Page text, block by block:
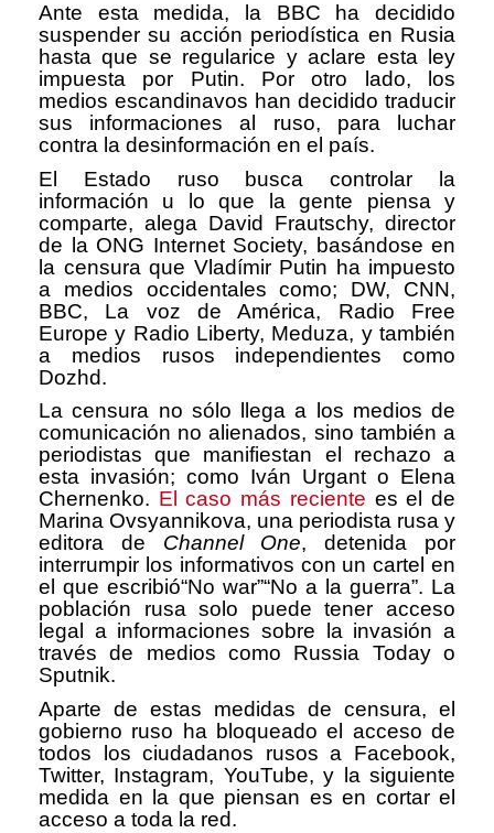
Ante esta medida, la BBC ha decidido
suspender su acción periodística en Rusia
hasta que se regularice y aclare esta ley
impuesta por Putin. Por otro lado, los
medios escandinavos han decidido traducir
sus informaciones al ruso, para luchar
contra la desinformación en el país.
El Estado ruso busca controlar la
información u lo que la gente piensa y
comparte, alega David Frautschy, director
de la ONG Internet Society, basándose en
la censura que Vladímir Putin ha impuesto
a medios occidentales como; DW, CNN,
BBC, La voz de América, Radio Free
Europe y Radio Liberty, Meduza, y también
a medios rusos independientes como
Dozhd.
La censura no sólo llega a los medios de
comunicación no alienados, sino también a
periodistas que manifiestan el rechazo a
esta invasión; como Iván Urgant o Elena
Chernenko. El caso más reciente es el de
Marina Ovsyannikova, una periodista rusa y
editora de Channel One, detenida por
interrumpir los informativos con un cartel en
el que escribió“No war”“No a la guerra”. La
población rusa solo puede tener acceso
legal a informaciones sobre la invasión a
través de medios como Russia Today o
Sputnik.
Aparte de estas medidas de censura, el
gobierno ruso ha bloqueado el acceso de
todos los ciudadanos rusos a Facebook,
Twitter, Instagram, YouTube, y la siguiente
medida en la que piensan es en cortar el
acceso a toda la red.